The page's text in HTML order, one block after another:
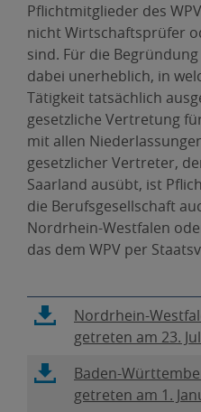
Pflichtmitglieder des
nicht Wirtschaftsprüfer
sind. Für die
dabei unerheblich, in
Tätigkeit tatsächlich
gesetzliche Vertretung
mit allen
gesetzlicher Vertreter,
Saarland ausübt, ist
die Berufsgesellschaft
Nordrhein-Westfalen
das dem WPV per
Nordrhein-
getreten am 23.
Link
öffnet
in
neuem
Baden-
getreten am 1.
Link
öffnet